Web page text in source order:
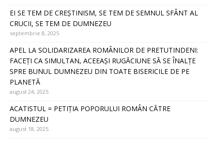
EI SE TEM DE CREȘTINISM, SE TEM DE SEMNUL SFÂNT AL
CRUCII, SE TEM DE DUMNEZEU
septembrie 8, 2025
APEL LA SOLIDARIZAREA ROMÂNILOR DE PRETUTINDENI:
FACEȚI CA SIMULTAN, ACEEAȘI RUGĂCIUNE SĂ SE ÎNALȚE
SPRE BUNUL DUMNEZEU DIN TOATE BISERICILE DE PE
PLANETĂ
august 24, 2025
ACATISTUL = PETIȚIA POPORULUI ROMÂN CĂTRE
DUMNEZEU
august 18, 2025